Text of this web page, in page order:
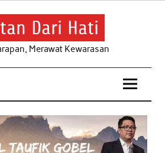
Dari Hati
Merawat Kewarasan